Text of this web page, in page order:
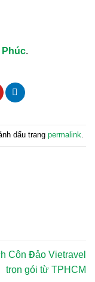
Phúc.
dấu trang permalink.
Côn Đảo Vietravel
trọn gói từ TPHCM